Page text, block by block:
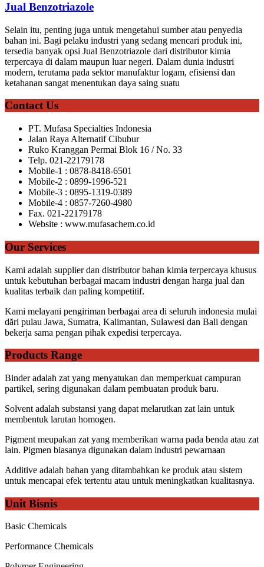
Jual Benzotriazole
Selain itu, penting juga untuk mengetahui sumber atau penyedia
bahan ini. Bagi pelaku industri yang sedang mencari produk ini,
tersedia banyak opsi Jual Benzotriazole dari distributor kimia
terpercaya di dalam maupun luar negeri. Dalam dunia industri
modern, terutama pada sektor manufaktur logam, efisiensi dan
ketahanan sangat menentukan daya saing suatu
Contact Us
PT. Mufasa Specialties Indonesia
Jalan Raya Alternatif Cibubur
Ruko Kranggan Permai Blok 16 / No. 33
Telp. 021-22179178
Mobile-1 : 0878-8418-6501
Mobile-2 : 0899-1996-521
Mobile-3 : 0895-1319-0389
Mobile-4 : 0857-7260-4980
Fax. 021-22179178
Website : www.mufasachem.co.id
Our Services
Kami adalah supplier dan distributor bahan kimia terpercaya khusus
untuk kebutuhan berbagai macam industri dengan harga jual dan
kualitas terbaik dan paling kompetitif.
Kami melayani pengiriman berbagai area di seluruh indonesia mulai
dări pulau Jawa, Sumatra, Kalimantan, Sulawesi dan Bali dengan
bekerja sama pengan pihak expedisi terpercaya.
Products Range
Binder adalah zat yang menyatukan dan memperkuat campuran
partikel, sering digunakan dalam pembuatan produk baru.
Solvent adalah substansi yang dapat melarutkan zat lain untuk
membentuk larutan homogen.
Pigment meupakan zat yang memberikan warna pada benda atau zat
lain. Pigmen biasanya digunakan dalam industri pewarnaan
Additive adalah bahan yang ditambahkan ke produk atau sistem
untuk mencapai efek tertentu atau untuk meningkatkan kualitasnya.
Unit Bisnis
Basic Chemicals
Performance Chemicals